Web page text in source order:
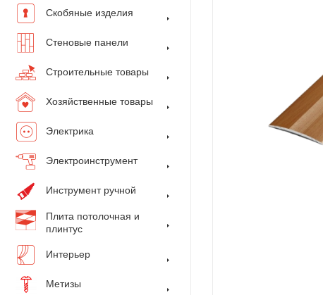
Скобяные изделия
Стеновые панели
Строительные товары
Хозяйственные товары
Электрика
Электроинструмент
Инструмент ручной
Плита потолочная и
плинтус
Интерьер
Метизы